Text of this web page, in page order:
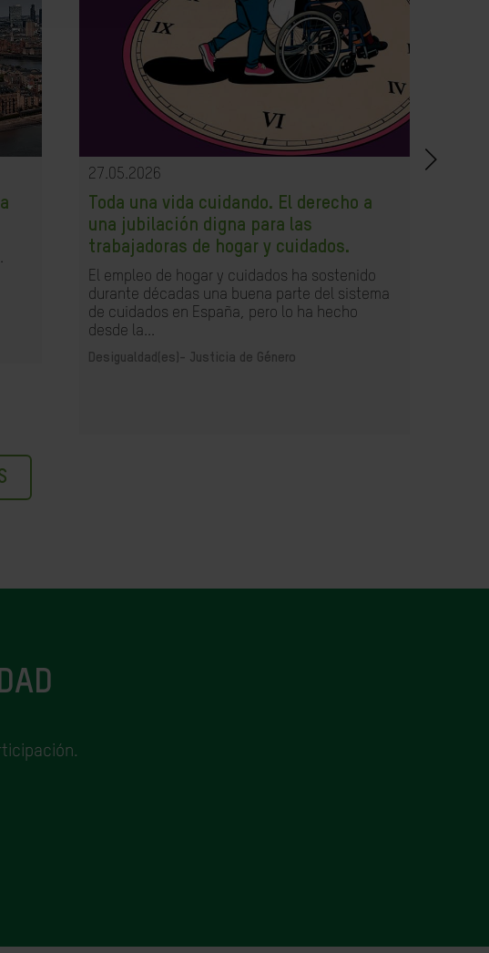
27.05.2026
Toda una vida cuidando. El derecho a
una jubilación digna para las
trabajadoras de hogar y cuidados.
El empleo de hogar y cuidados ha sostenido
durante décadas una buena parte del sistema
de cuidados en España, pero lo ha hecho
desde la...
Desigualdad(es)- Justicia de Género